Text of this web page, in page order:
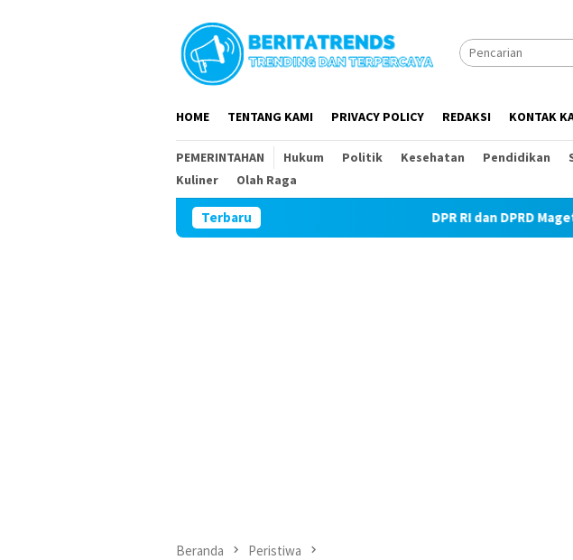
HOME TENTANG KAMI PRIVACY POLICY REDAKSI KONTAK
PEMERINTAHAN Hukum Politik Kesehatan Pendidikan
Kuliner
Olah Raga
Terbaru DPR RI dan DPRD Magetan Komit
Beranda Peristiwa